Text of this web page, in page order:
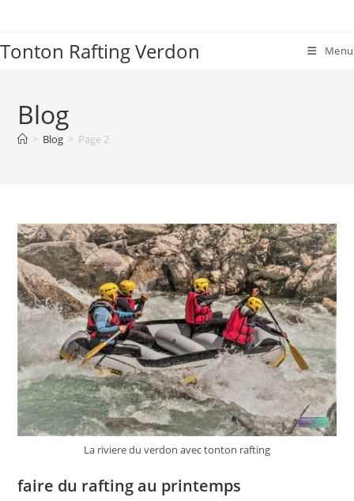
content
Tonton Rafting Verdon Menu
Blog
> Blog > Page 2
La riviere du verdon avec tonton rafting
faire du rafting au printemps